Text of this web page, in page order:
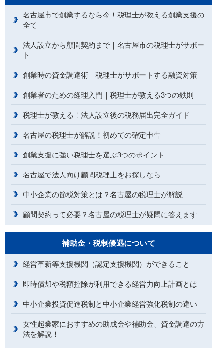
名古屋市で創業するなら今！税理士が教える創業支援の
全て
法人設立から顧問契約まで｜名古屋市の税理士がサポー
ト
創業時の資金調達術｜税理士がサポートする融資対策
創業者のための経理入門｜税理士が教える3つの鉄則
税理士が教える！法人設立後の税務届出完全ガイド
名古屋の税理士が解説！初めての確定申告
創業支援に強い税理士を選ぶ3つのポイント
名古屋で法人向け顧問税理士をお探しなら
中小企業の節税対策とは？名古屋の税理士が解説
顧問契約って必要？名古屋の税理士が疑問に答えます
補助金・税制優遇について
経営革新等支援機関（認定支援機関）ができること
即時償却や税額控除が利用できる経営力向上計画とは
中小企業投資促進税制と中小企業経営強化税制の違い
女性起業家におすすめの助成金や補助金、資金調達の方
法を解説！